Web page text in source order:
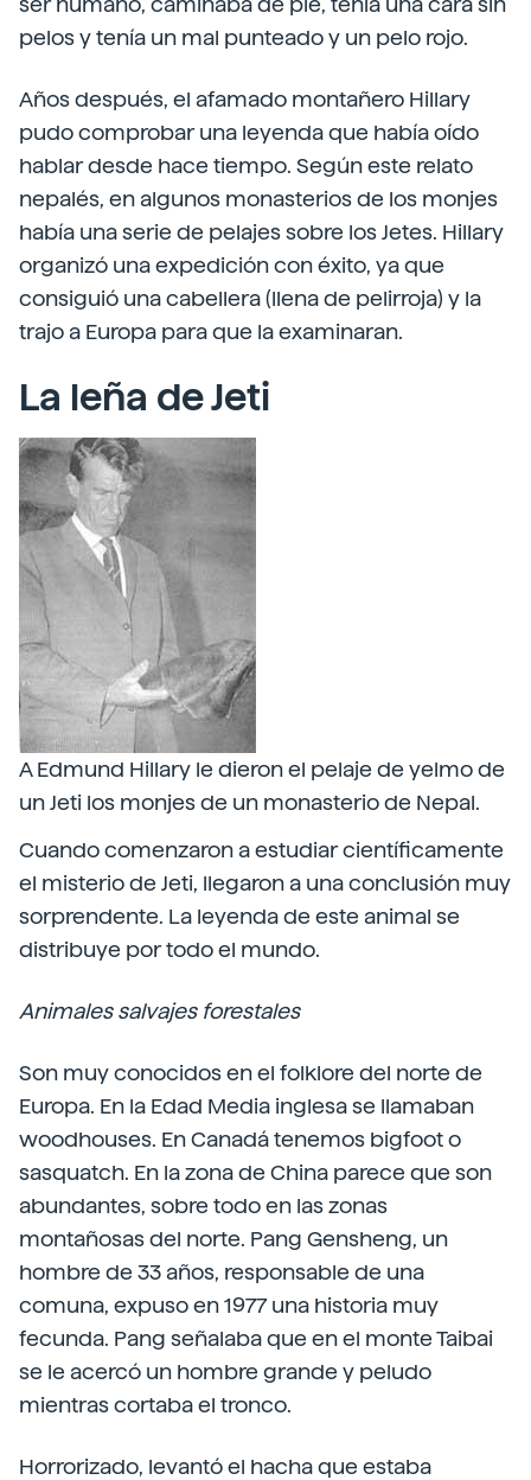
pelos y tenía un mal punteado y un pelo rojo.
Años después, el afamado montañero Hillary
pudo comprobar una leyenda que había oído
hablar desde hace tiempo. Según este relato
nepalés, en algunos monasterios de los monjes
había una serie de pelajes sobre los Jetes. Hillary
organizó una expedición con éxito, ya que
consiguió una cabellera (llena de pelirroja) y la
trajo a Europa para que la examinaran.
La leña de Jeti
A Edmund Hillary le dieron el pelaje de yelmo de
un Jeti los monjes de un monasterio de Nepal.
Cuando comenzaron a estudiar científicamente
el misterio de Jeti, llegaron a una conclusión muy
sorprendente. La leyenda de este animal se
distribuye por todo el mundo.
Animales salvajes forestales
Son muy conocidos en el folklore del norte de
Europa. En la Edad Media inglesa se llamaban
woodhouses. En Canadá tenemos bigfoot o
sasquatch. En la zona de China parece que son
abundantes, sobre todo en las zonas
montañosas del norte. Pang Gensheng, un
hombre de 33 años, responsable de una
comuna, expuso en 1977 una historia muy
fecunda. Pang señalaba que en el monte Taibai
se le acercó un hombre grande y peludo
mientras cortaba el tronco.
Horrorizado, levantó el hacha que estaba